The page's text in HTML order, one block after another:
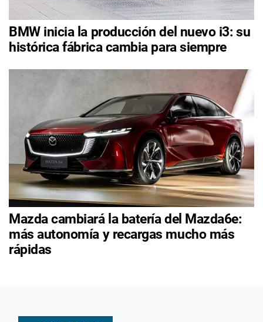
BMW inicia la producción del nuevo i3: su
histórica fábrica cambia para siempre
Mazda cambiará la batería del Mazda6e:
más autonomía y recargas mucho más
rápidas